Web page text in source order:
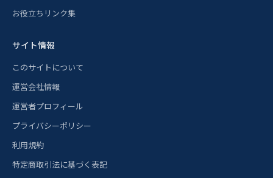
お役立ちリンク集
サイト情報
このサイトについて
運営会社情報
運営者プロフィール
プライバシーポリシー
利用規約
特定商取引法に基づく表記